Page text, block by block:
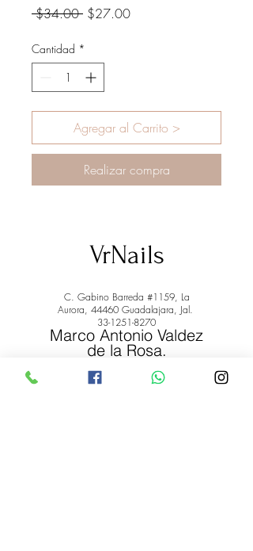
$34.00 Precio
$27.00Precio
Cantidad *
Agregar al Carrito >
Realizar compra
VrNails
C. Gabino Barreda #1159, La
Aurora, 44460 Guadalajara, Jal.
33-1251-8270
Marco Antonio Valdez
de la Rosa.